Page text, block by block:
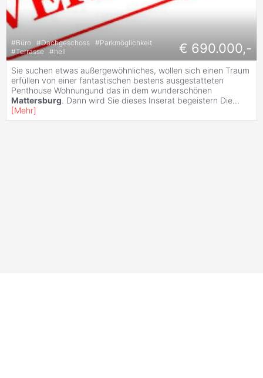
#Büro #Dachgeschoss #Parkmöglichkeit
#Terrasse #hell € 690.000,-
Sie suchen etwas außergewöhnliches, wollen sich einen Traum
erfüllen von einer fantastischen bestens ausgestatteten
Penthouse Wohnungund das in dem wunderschönen
Mattersburg. Dann wird Sie dieses Inserat begeistern Die...
[Mehr]